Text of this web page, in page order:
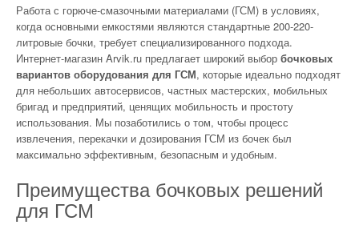
Работа с горюче-смазочными материалами (ГСМ) в условиях,
когда основными емкостями являются стандартные 200-220-
литровые бочки, требует специализированного подхода.
Интернет-магазин Arvik.ru предлагает широкий выбор бочковых
вариантов оборудования для ГСМ, которые идеально подходят
для небольших автосервисов, частных мастерских, мобильных
бригад и предприятий, ценящих мобильность и простоту
использования. Мы позаботились о том, чтобы процесс
извлечения, перекачки и дозирования ГСМ из бочек был
максимально эффективным, безопасным и удобным.
Преимущества бочковых решений
для ГСМ